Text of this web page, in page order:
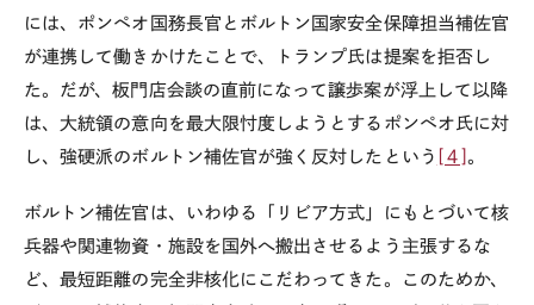
には、ポンペオ国務長官とボルトン国家安全保障担当補佐官
が連携して働きかけたことで、トランプ氏は提案を拒否し
た。だが、板門店会談の直前になって譲歩案が浮上して以降
は、大統領の意向を最大限忖度しようとするポンペオ氏に対
し、強硬派のボルトン補佐官が強く反対したという
[４] 。
ボルトン補佐官は、いわゆる「リビア方式」にもとづいて核
兵器や関連物資・施設を国外へ搬出させるよう主張するな
ど、最短距離の完全非核化にこだわってきた。このためか、